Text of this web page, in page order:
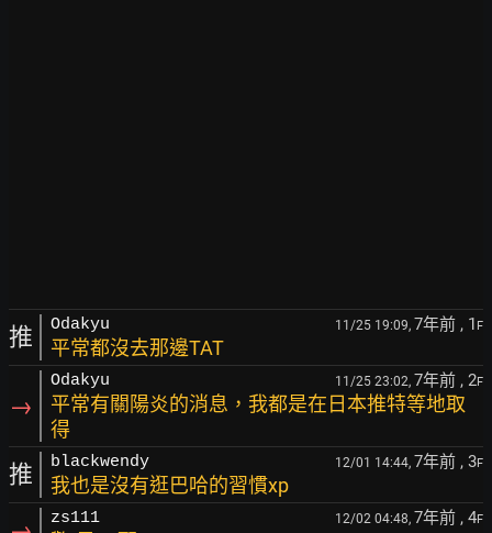
推 Odakyu 11/25 19:09, 7年前 , 1 F
平常都沒去那邊TAT
→
Odakyu 11/25 23:02, 7年前 , 2F
平常有關陽炎的消息，我都是在日本推特等地取
得
推 blackwendy 12/01 14:44, 7年前 , 3F
我也是沒有逛巴哈的習慣xp
zs111 12/02 04:48, 7年前 , 4F